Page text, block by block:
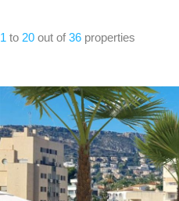
1 to 20 out of 36 properties